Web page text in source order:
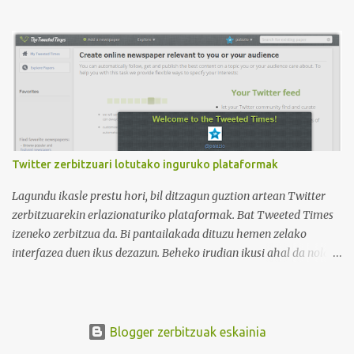
Ikusi diferentziak eta ausnartu irudiari so eginez.
Twitter zerbitzuari lotutako inguruko plataformak
Lagundu ikasle prestu hori, bil ditzagun guztion artean Twitter
zerbitzuarekin erlazionaturiko plataformak. Bat Tweeted Times
izeneko zerbitzua da. Bi pantailakada dituzu hemen zelako
interfazea duen ikus dezazun. Beheko irudian ikusi ahal da nola
bideoa, zeinak Tweeted Times aplikazio mobila aztertzen baitu.
Blogger zerbitzuak eskainia